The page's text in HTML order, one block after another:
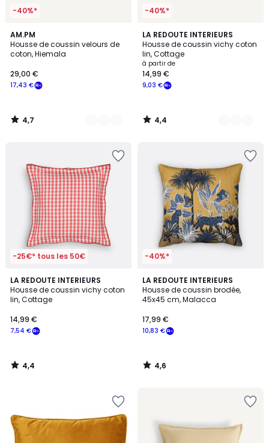
-40%*
AM.PM
Housse de coussin velours de
coton, Hiemala
17,43 €
29,00 €
4,7
/ 5
2
Couleurs
4,7
/
-40%*
LA REDOUTE INTERIEURS
Housse de coussin vichy coton
lin, Cottage
à partir de
9,03 €
14,99 €
4,4
/ 5
4
Couleurs
4,4
/
-25€* tous les 50€
LA REDOUTE INTERIEURS
Housse de coussin vichy coton
lin, Cottage
7,54 €
14,99 €
4,4
/ 5
4,4
/
-40%*
LA REDOUTE INTERIEURS
Housse de coussin brodée,
45x45 cm, Malacca
10,83 €
17,99 €
4,6
/ 5
4,6
/